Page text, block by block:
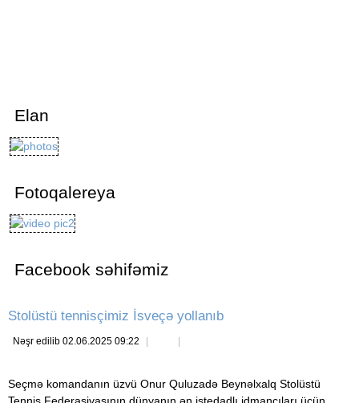
Elan
Fotoqalereya
Facebook səhifəmiz
Stolüstü tennisçimiz İsveçə yollanıb
Nəşr edilib 02.06.2025 09:22
Seçmə komandanın üzvü Onur Quluzadə Beynəlxalq Stolüstü